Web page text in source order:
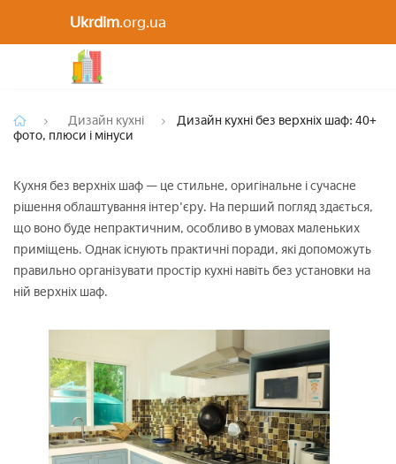
Ukrdim.org.ua
мінуси
Дизайн кухні
Дизайн кухні без верхніх шаф: 40+
фото, плюси і мінуси
Кухня без верхніх шаф — це стильне, оригінальне і сучасне
рішення облаштування інтер'єру. На перший погляд здається,
що воно буде непрактичним, особливо в умовах маленьких
приміщень. Однак існують практичні поради, які допоможуть
правильно організувати простір кухні навіть без установки на
ній верхніх шаф.